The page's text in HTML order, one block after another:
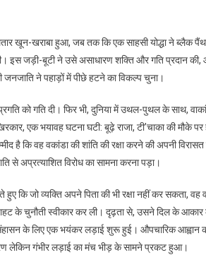
खून-खराबा हुआ, जब तक कि एक साहसी योद्धा ने ब्लैक
इस जड़ी-बूटी ने उसे असाधारण शक्ति और गति प्रदान
जनजाति ने पहाड़ों में पीछे हटने का विकल्प चुना।
को गति दी। फिर भी, दुनिया में उथल-पुथल के साथ,
एक भयावह घटना घटी: बूढ़े राजा, टी’चाका की मौके
है कि वह वकांडा की शांति की रक्षा करने की अपनी
से अप्रत्याशित विरोध का सामना करना पड़ा।
हुए कि जो व्यक्ति अपने पिता की भी रक्षा नहीं कर सकता,
के चुनौती स्वीकार कर ली। दृढ़ता से, उसने दिल के
के लिए एक भयंकर लड़ाई शुरू हुई। औपचारिक आह्वान
लेकिन गंभीर लड़ाई का मंच भीड़ के सामने प्रकट हुआ।